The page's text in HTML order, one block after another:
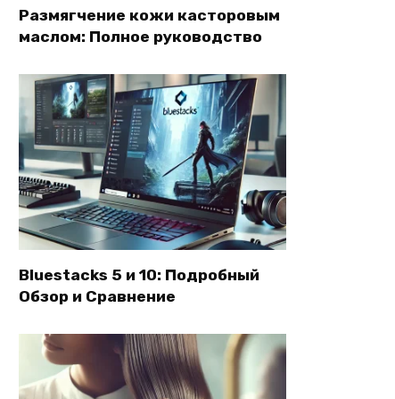
Размягчение кожи касторовым
маслом: Полное руководство
Bluestacks 5 и 10: Подробный
Обзор и Сравнение